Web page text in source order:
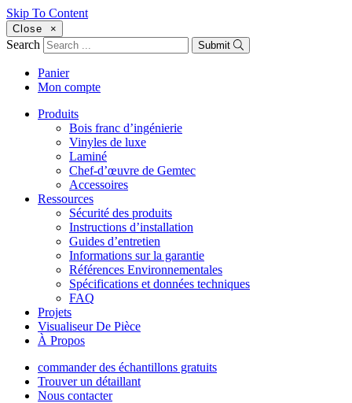
Skip To Content
Close ×
Search Submit
Panier
Mon compte
Produits
Bois franc d’ingénierie
Vinyles de luxe
Laminé
Chef-d’œuvre de Gemtec
Accessoires
Ressources
Sécurité des produits
Instructions d’installation
Guides d’entretien
Informations sur la garantie
Références Environnementales
Spécifications et données techniques
FAQ
Projets
Visualiseur De Pièce
À Propos
commander des échantillons gratuits
Trouver un détaillant
Nous contacter